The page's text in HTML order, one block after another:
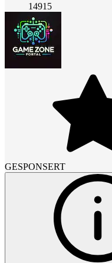
14915
GESPONSERT